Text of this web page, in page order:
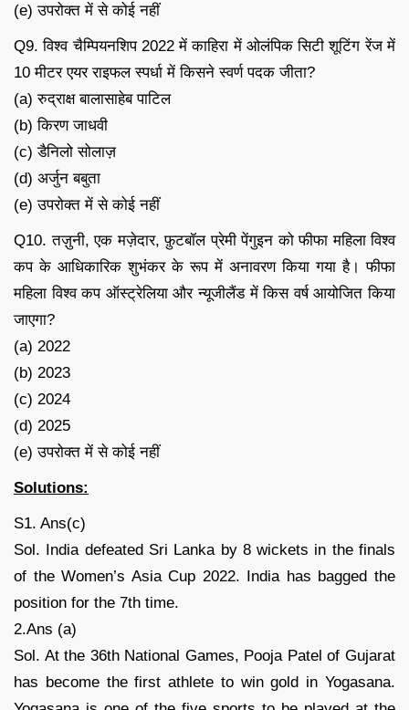
(e) उपरोक्त में से कोई नहीं
Q9. विश्व चैम्पियनशिप 2022 में काहिरा में ओलंपिक सिटी शूटिंग रेंज में
10 मीटर एयर राइफल स्पर्धा में किसने स्वर्ण पदक जीता?
(a) रुद्राक्ष बालासाहेब पाटिल
(b) किरण जाधवी
(c) डैनिलो सोलाज़
(d) अर्जुन बबुता
(e) उपरोक्त में से कोई नहीं
Q10. तज़ुनी, एक मज़ेदार, फ़ुटबॉल प्रेमी पेंगुइन को फीफा महिला विश्व
कप के आधिकारिक शुभंकर के रूप में अनावरण किया गया है। फीफा
महिला विश्व कप ऑस्ट्रेलिया और न्यूजीलैंड में किस वर्ष आयोजित किया
जाएगा?
(a) 2022
(b) 2023
(c) 2024
(d) 2025
(e) उपरोक्त में से कोई नहीं
Solutions:
S1. Ans(c)
Sol. India defeated Sri Lanka by 8 wickets in the finals
of the Women’s Asia Cup 2022. India has bagged the
position for the 7th time.
2.Ans (a)
Sol. At the 36th National Games, Pooja Patel of Gujarat
has become the first athlete to win gold in Yogasana.